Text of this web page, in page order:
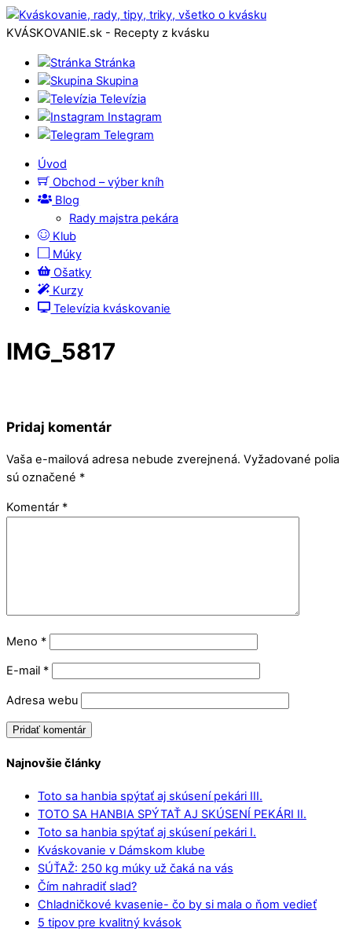
KVÁSKOVANIE.sk - Recepty z kvásku
Stránka
Skupina
Televízia
Instagram
Telegram
Úvod
Obchod – výber kníh
Blog
Rady majstra pekára
Klub
Múky
Ošatky
Kurzy
Televízia kváskovanie
IMG_5817
Pridaj komentár
Vaša e-mailová adresa nebude zverejnená. Vyžadované polia
sú označené *
Komentár *
Meno *
E-mail *
Adresa webu
Najnovšie články
Toto sa hanbia spýtať aj skúsení pekári III.
TOTO SA HANBIA SPÝTAŤ AJ SKÚSENÍ PEKÁRI II.
Toto sa hanbia spýtať aj skúsení pekári I.
Kváskovanie v Dámskom klube
SÚŤAŽ: 250 kg múky už čaká na vás
Čím nahradiť slad?
Chladničkové kvasenie- čo by si mala o ňom vedieť
5 tipov pre kvalitný kvások